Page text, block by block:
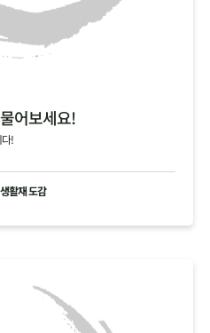
어보세요!
!
활재 도감